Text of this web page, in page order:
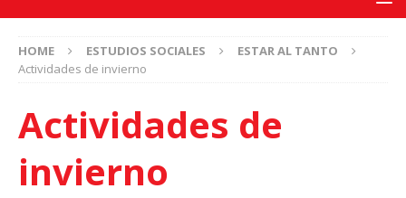
HOME ESTUDIOS SOCIALES
ESTAR AL TANTO
Actividades de invierno
Actividades de
invierno